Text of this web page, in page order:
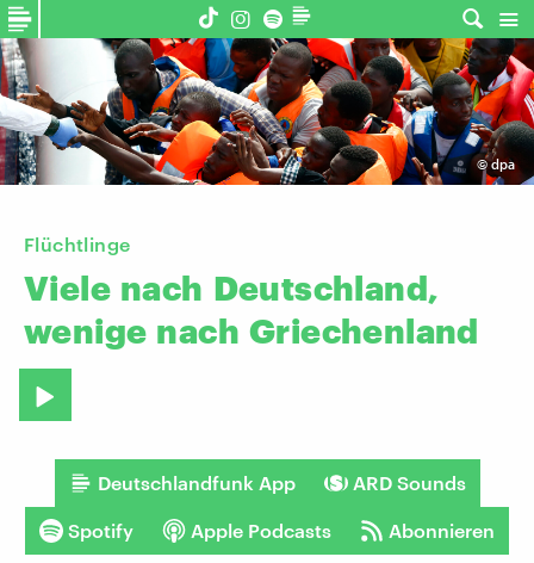
©dpa
Flüchtlinge
Viele nach Deutschland,
wenige nach Griechenland
Deutschlandfunk App ARD Sounds
Spotify Apple Podcasts Abonnieren